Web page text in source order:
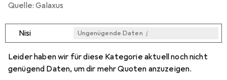
Quelle: Galaxus
Nisi Ungenügende Daten i
Leider haben wir für diese Kategorie aktuell noch nicht
genügend Daten, um dir mehr Quoten anzuzeigen.